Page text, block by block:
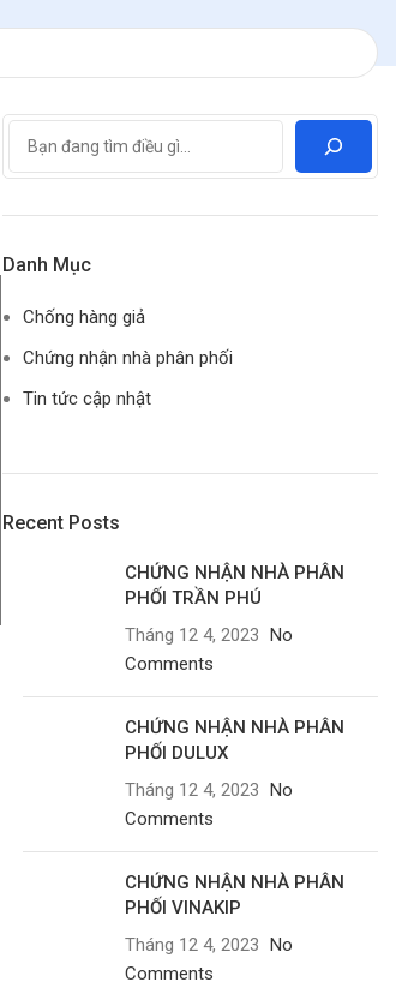
Danh Mục
Chống hàng giả
Chứng nhận nhà phân phối
Tin tức cập nhật
Recent Posts
CHỨNG NHẬN NHÀ PHÂN
PHỐI TRẦN PHÚ
Tháng 12 4, 2023 No
Comments
CHỨNG NHẬN NHÀ PHÂN
PHỐI DULUX
Tháng 12 4, 2023 No
Comments
CHỨNG NHẬN NHÀ PHÂN
PHỐI VINAKIP
Tháng 12 4, 2023 No
Comments